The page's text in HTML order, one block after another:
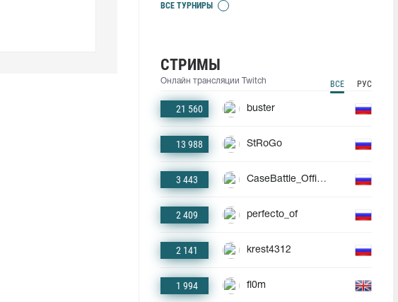
ВСЕ ТУРНИРЫ
СТРИМЫ
Онлайн трансляции Twitch ВСЕ РУС
21 560 buster
13 988 StRoGo
3 443 CaseBattle_Official
2 409 perfecto_of
2 141 krest4312
1 994 fl0m